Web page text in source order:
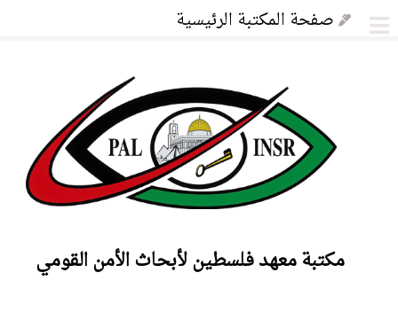
صفحة المكتبة الرئيسية
مكتبة معهد فلسطين لأبحاث الأمن القومي